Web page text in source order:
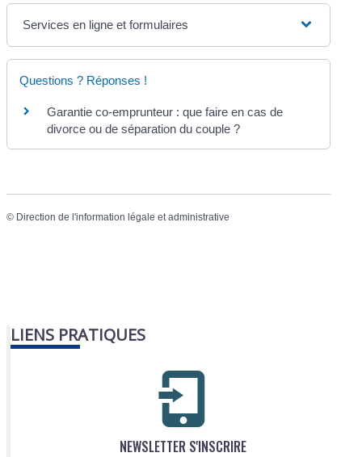
Services en ligne et formulaires
Questions ? Réponses !
Garantie co-emprunteur : que faire en cas de
divorce ou de séparation du couple ?
© Direction de l'information légale et administrative
LIENS PRATIQUES
NEWSLETTER S'INSCRIRE